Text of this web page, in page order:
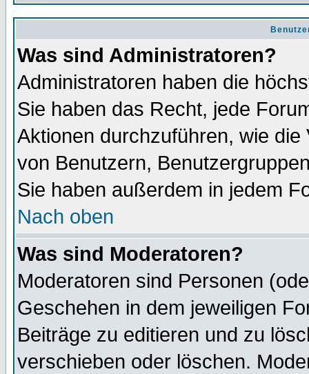
Was sind Administratoren?
Administratoren haben die
Sie haben das Recht, jede
Aktionen durchzuführen, wie
von Benutzern,
Sie haben außerdem in jedem
Nach oben
Was sind Moderatoren?
Moderatoren sind Personen
Geschehen in dem jeweiligen
Beiträge zu editieren und zu
verschieben oder löschen.